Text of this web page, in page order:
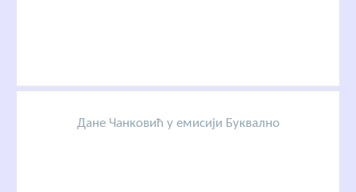
Дане Чанковић у емисији Буквално